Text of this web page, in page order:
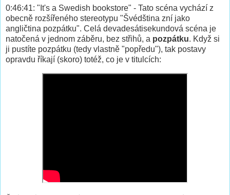
0:46:41: "It's a Swedish bookstore" - Tato scéna vychází z
obecně rozšířeného stereotypu "Švédština zní jako
angličtina pozpátku". Celá devadesátisekundová scéna je
natočená v jednom záběru, bez střihů, a pozpátku. Když si
ji pustíte pozpátku (tedy vlastně "popředu"), tak postavy
opravdu říkají (skoro) totéž, co je v titulcích: